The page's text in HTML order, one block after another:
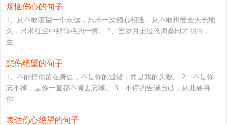
烦恼伤心的句子
1、从不敢奢望一个永远，只求一次倾心相遇。从不敢想爱会天长地
久，只求红尘中那惊艳的一瞥。 2、当岁月走过沧海桑田才明白，
生...
悲伤绝望的句子
1、不能把你留在身边，不是你的过错，而是我的失败。 2、不是你
忘不掉，是你一直都不肯去忘掉。 3、不停的告诫自己，从此要将
你...
表达伤心绝望的句子